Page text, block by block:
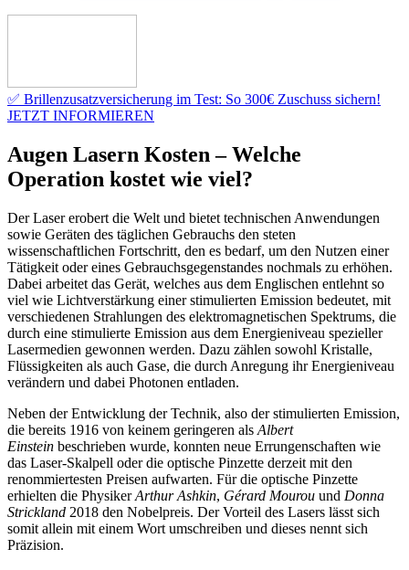
✅ Brillenzusatzversicherung im Test: So 300€ Zuschuss sichern!
JETZT INFORMIEREN
Augen Lasern Kosten – Welche
Operation kostet wie viel?
Der Laser erobert die Welt und bietet technischen Anwendungen
sowie Geräten des täglichen Gebrauchs den steten
wissenschaftlichen Fortschritt, den es bedarf, um den Nutzen einer
Tätigkeit oder eines Gebrauchsgegenstandes nochmals zu erhöhen.
Dabei arbeitet das Gerät, welches aus dem Englischen entlehnt so
viel wie Lichtverstärkung einer stimulierten Emission bedeutet, mit
verschiedenen Strahlungen des elektromagnetischen Spektrums, die
durch eine stimulierte Emission aus dem Energieniveau spezieller
Lasermedien gewonnen werden. Dazu zählen sowohl Kristalle,
Flüssigkeiten als auch Gase, die durch Anregung ihr Energieniveau
verändern und dabei Photonen entladen.
Neben der Entwicklung der Technik, also der stimulierten Emission,
die bereits 1916 von keinem geringeren als Albert
Einstein beschrieben wurde, konnten neue Errungenschaften wie
das Laser-Skalpell oder die optische Pinzette derzeit mit den
renommiertesten Preisen aufwarten. Für die optische Pinzette
erhielten die PhysikerArthur Ashkin, Gérard Mourou und Donna
Strickland 2018 den Nobelpreis. Der Vorteil des Lasers lässt sich
somit allein mit einem Wort umschreiben und dieses nennt sich
Präzision.